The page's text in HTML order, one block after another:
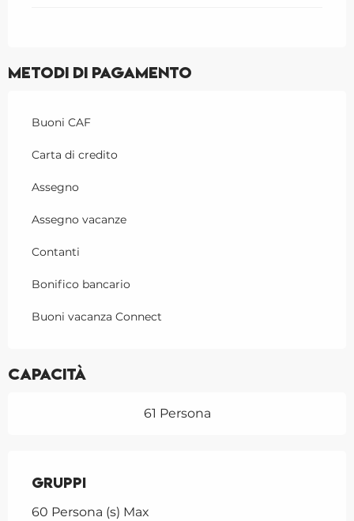
Metodi di pagamento
Buoni CAF
Carta di credito
Assegno
Assegno vacanze
Contanti
Bonifico bancario
Buoni vacanza Connect
Capacità
61 Persona
Gruppi
Gruppi
60 Persona (s) Max